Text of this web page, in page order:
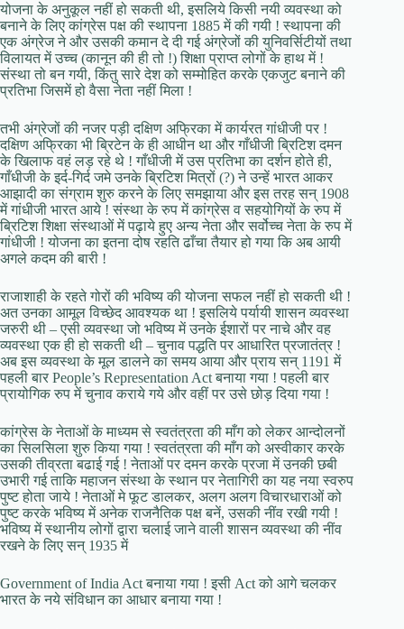
योजना के अनुकूल नहीं हो सकती थी, इसलिये किसी नयी व्यवस्था को
बनाने के लिए कांग्रेस पक्ष की स्थापना 1885 में की गयी ! स्थापना की
एक अंग्रेज ने और उसकी कमान दे दी गई अंग्रेजों की युनिवर्सिटीयों तथा
विलायत में उच्च (कानून की ही तो !) शिक्षा प्राप्त लोगों के हाथ में !
संस्था तो बन गयी, किंतु सारे देश को सम्मोहित करके एकजुट बनाने की
प्रतिभा जिसमें हो वैसा नेता नहीं मिला !
तभी अंग्रेजों की नजर पड़ी दक्षिण अफ्रिका में कार्यरत गांधीजी पर !
दक्षिण अफ्रिका भी ब्रिटेन के ही आधीन था और गाँधीजी ब्रिटिश दमन
के खिलाफ वहं लड़ रहे थे ! गाँधीजी में उस प्रतिभा का दर्शन होते ही,
गाँधीजी के इर्द-गिर्द जमे उनके ब्रिटिश मित्रों (?) ने उन्हें भारत आकर
आझादी का संग्राम शुरु करने के लिए समझाया और इस तरह सन् 1908
में गांधीजी भारत आये ! संस्था के रुप में कांग्रेस व सहयोगियों के रुप में
ब्रिटिश शिक्षा संस्थाओं में पढ़ाये हुए अन्य नेता और सर्वोच्च नेता के रुप में
गांधीजी ! योजना का इतना दोष रहति ढाँचा तैयार हो गया कि अब आयी
अगले कदम की बारी !
राजाशाही के रहते गोरों की भविष्य की योजना सफल नहीं हो सकती थी !
अत उनका आमूल विच्छेद आवश्यक था ! इसलिये पर्यायी शासन व्यवस्था
जरुरी थी – एसी व्यवस्था जो भविष्य में उनके ईशारों पर नाचे और वह
व्यवस्था एक ही हो सकती थी – चुनाव पद्धति पर आधारित प्रजातंत्र !
अब इस व्यवस्था के मूल डालने का समय आया और प्राय सन् 1191 में
पहली बार People’s Representation Act बनाया गया ! पहली बार
प्रायोगिक रुप में चुनाव कराये गये और वहीं पर उसे छोड़ दिया गया !
कांग्रेस के नेताओं के माध्यम से स्वतंत्रता की माँग को लेकर आन्दोलनों
का सिलसिला शुरु किया गया ! स्वतंत्रता की माँग को अस्वीकार करके
उसकी तीव्रता बढाई गई ! नेताओं पर दमन करके प्रजा में उनकी छबी
उभारी गई ताकि महाजन संस्था के स्थान पर नेतागिरी का यह नया स्वरुप
पुष्ट होता जाये ! नेताओं मे फूट डालकर, अलग अलग विचारधाराओं को
पुष्ट करके भविष्य में अनेक राजनैतिक पक्ष बनें, उसकी नींव रखी गयी !
भविष्य में स्थानीय लोगों द्वारा चलाई जाने वाली शासन व्यवस्था की नींव
रखने के लिए सन् 1935 में
Government of India Act बनाया गया ! इसी Act को आगे चलकर
भारत के नये संविधान का आधार बनाया गया !